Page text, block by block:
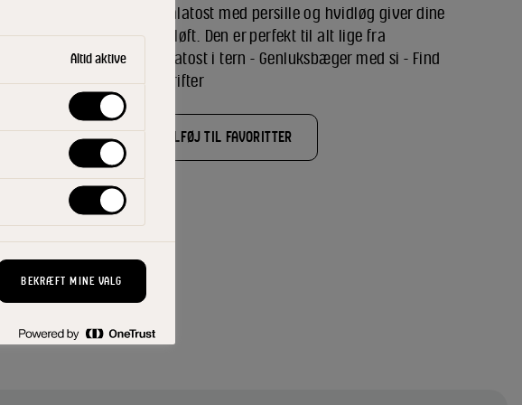
Arla Karolines Køkken® salatost med persille og hvidløg giver dine
salater og varme retter et løft. Den er perfekt til alt lige fra
bulgursalat til tærter. - Salatost i tern - Genluksbæger med si - Find
opskrifter på arla.dk/opskrifter
KØB NU TILFØJ TIL FAVORITTER
Find din konsulent
Altid aktive
BEKRÆFT MINE VALG